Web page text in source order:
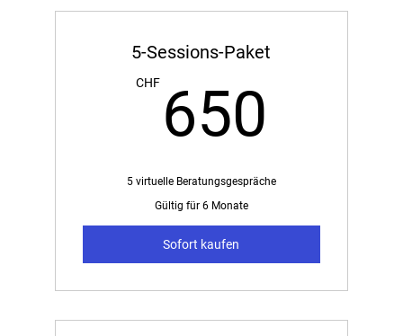
5-Sessions-Paket
CHF 650
5 virtuelle Beratungsgespräche
Gültig für 6 Monate
Sofort kaufen